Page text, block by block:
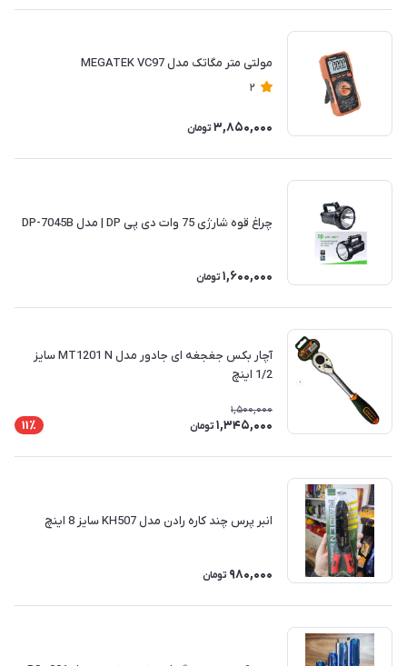
مولتی متر مگاتک مدل MEGATEK VC97
2
3,850,000 تومان
چراغ قوه شارژی 75 وات دی پی DP | مدل DP-7045B
1,600,000 تومان
آچار بکس جغجغه ای جادور مدل MT1201 N سایز
1/2 اینچ
1,500,000
1,345,000 تومان 11٪
انبر پرس چند کاره رادن مدل KH507 سایز 8 اینچ
980,000 تومان